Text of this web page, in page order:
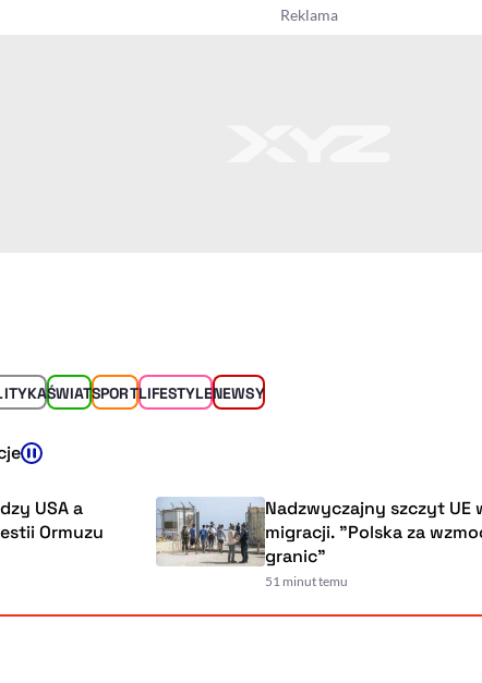
ŚWIATSPORTLIFESTYLENEWSY
a
Nadzwyczajny szczyt UE w
migracji. "Polska za
granic"
51 minut temu